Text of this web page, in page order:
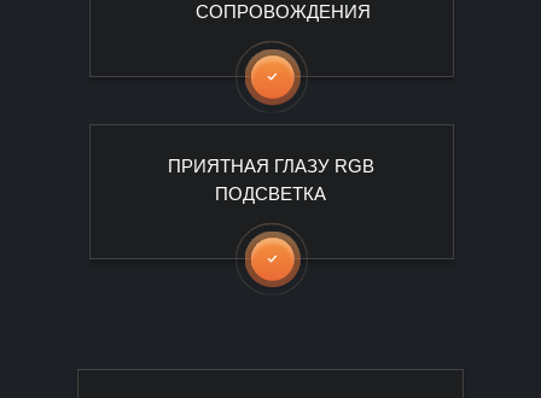
ПРИЯТНАЯ ГЛАЗУ RGB
ПОДСВЕТКА
СОПРОВОЖДЕНИЯ